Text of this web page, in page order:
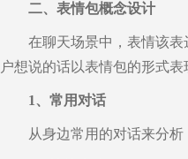
二、表情包概念设计
在聊天场景中，表情该
户想说的话以表情包的形式
1、常用对话
从身边常用的对话来分